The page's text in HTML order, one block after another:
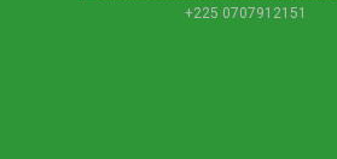
+225 0707912151